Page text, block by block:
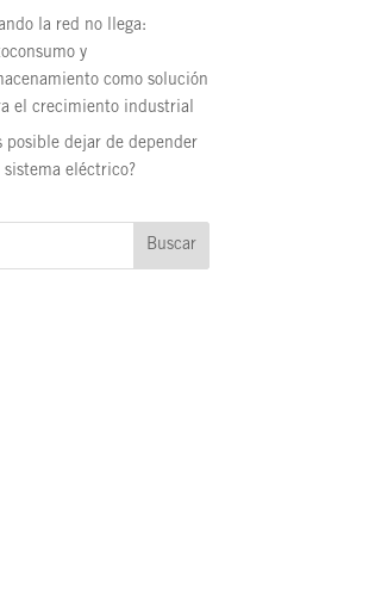
la red no llega:
y
como solución
el crecimiento industrial
posible dejar de depender
sistema eléctrico?
Buscar